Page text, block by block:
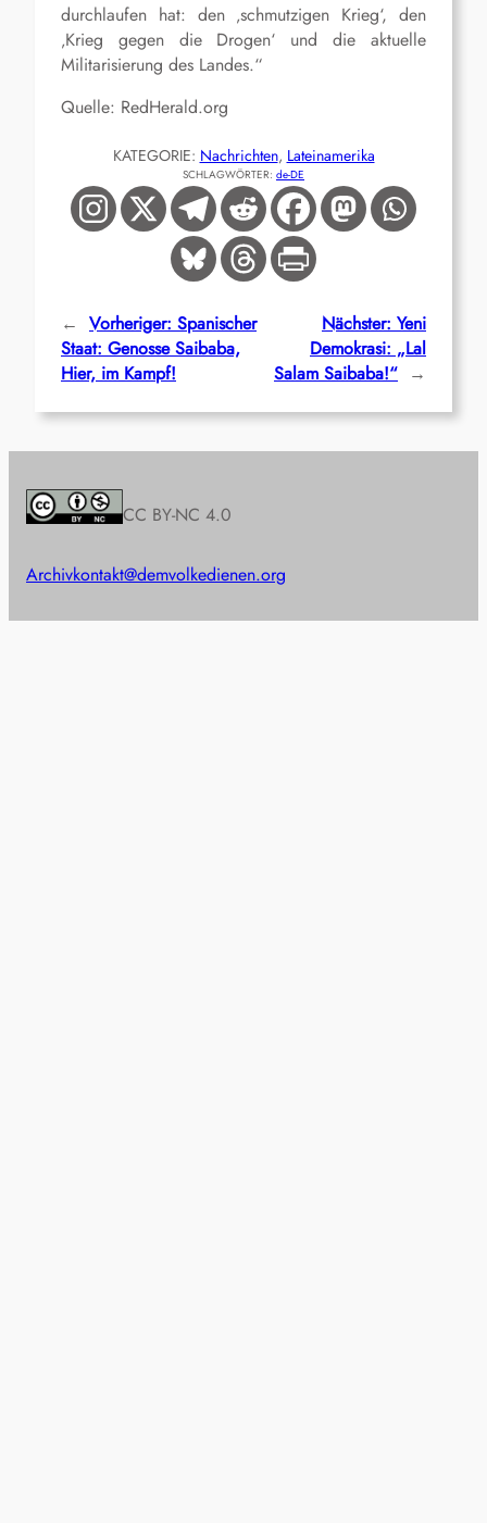
durchlaufen hat: den ‚schmutzigen Krieg‘, den
‚Krieg gegen die Drogen‘ und die aktuelle
Militarisierung des Landes.“
Quelle: RedHerald.org
KATEGORIE: Nachrichten, Lateinamerika
SCHLAGWÖRTER: de-DE
← Vorheriger: Spanischer
Staat: Genosse Saibaba,
Hier, im Kampf!
Nächster: Yeni
Demokrasi: „Lal
Salam Saibaba!“ →
CC BY-NC 4.0
Archivkontakt@demvolkedienen.org